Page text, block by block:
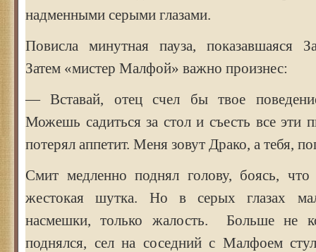
надменными серыми глазами.
Повисла минутная пауза, показавшаяся
Затем «мистер Малфой» важно произнес:
— Вставай, отец счел бы твое
Можешь садиться за стол и съесть все эти
потерял аппетит. Меня зовут Драко, а тебя,
Смит медленно поднял голову, боясь,
жестокая шутка. Но в серых глазах
насмешки, только жалость. Больше не
поднялся, сел на соседний с Малфоем